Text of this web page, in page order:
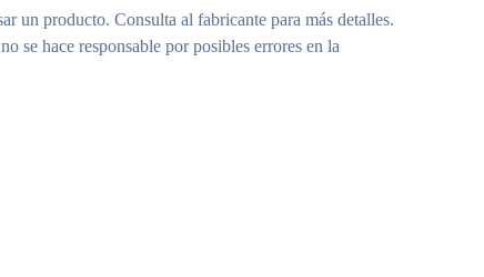
un producto. Consulta al fabricante para más detalles.
se hace responsable por posibles errores en la